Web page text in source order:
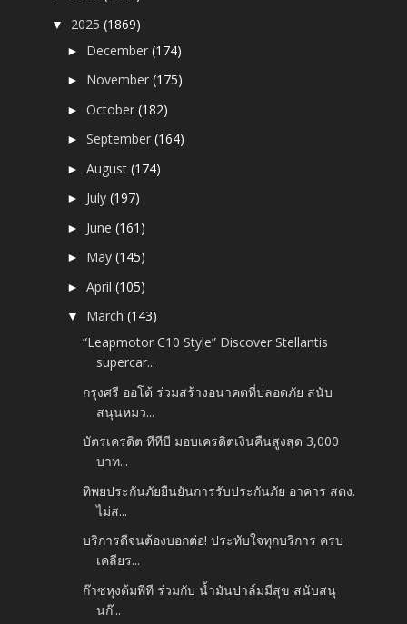
▼ 2025(1869)
► December(174)
► November(175)
►October(182)
►September(164)
►August(174)
► July(197)
► June(161)
► May(145)
►April(105)
▼ March(143)
“Leapmotor C10 Style” Discover Stellantis
supercar...
กรุงศรี ออโต้ ร่วมสร้างอนาคตที่ปลอดภัย สนับ
สนุนหมว...
บัตรเครดิต ทีทีบี มอบเครดิตเงินคืนสูงสุด 3,000
บาท...
ทิพยประกันภัยยืนยันการรับประกันภัย อาคาร สตง.
ไม่ส...
บริการดีจนต้องบอกต่อ! ประทับใจทุกบริการ ครบ
เคลียร...
ก๊าซหุงต้มพีที ร่วมกับ น้ำมันปาล์มมีสุข สนับสนุ
นก๊...